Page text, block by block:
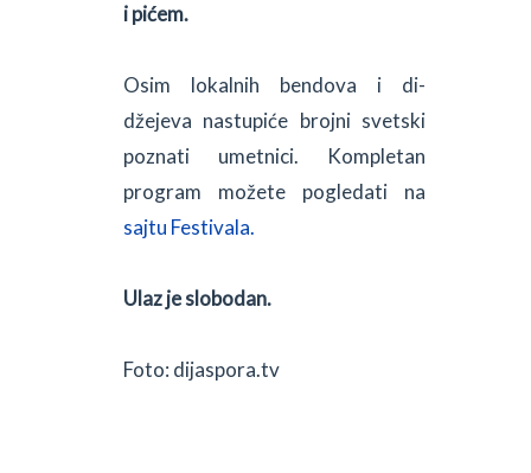
i pićem.
Osim lokalnih bendova i di-
džejeva nastupiće brojni svetski
poznati umetnici. Kompletan
program možete pogledati na
sajtu Festivala.
Ulaz je slobodan.
Foto: dijaspora.tv